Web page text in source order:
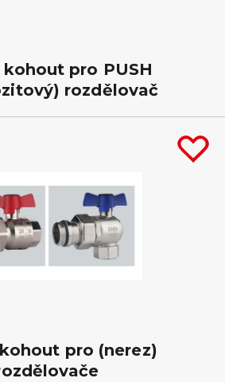
pro PUSH
rozdělovač
pro (nerez)